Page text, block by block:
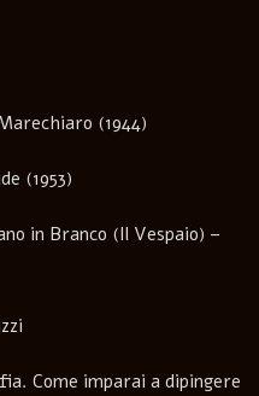
(1944)
(1953)
in Branco (Il Vespaio) –
Come imparai a dipingere